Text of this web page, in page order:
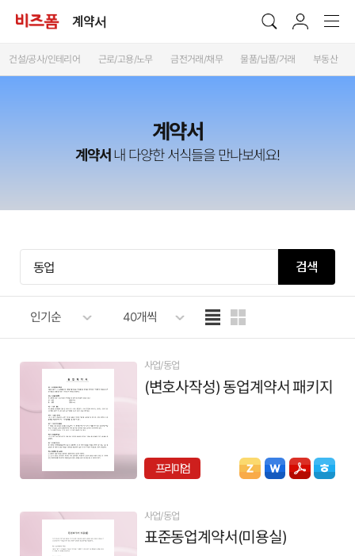
계약서
건설/공사/인테리어 근로/고용/노무 금전거래/채무 물품/납품/거래 부동산
계약서
계약서 내 다양한 서식들을 만나보세요!
검색
인기순 40개씩
사업/동업
(변호사작성) 동업계약서 패키지
프리미엄
사업/동업
표준동업계약서(미용실)